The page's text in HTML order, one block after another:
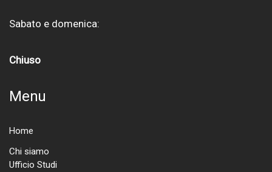
Sabato e domenica:
Chiuso
Menu
Home
Chi siamo
Ufficio Studi